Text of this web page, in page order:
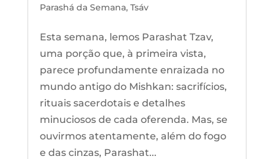
Parashá da Semana, Tsáv
Esta semana, lemos Parashat Tzav,
uma porção que, à primeira vista,
parece profundamente enraizada no
mundo antigo do Mishkan: sacrifícios,
rituais sacerdotais e detalhes
minuciosos de cada oferenda. Mas, se
ouvirmos atentamente, além do fogo
e das cinzas, Parashat...